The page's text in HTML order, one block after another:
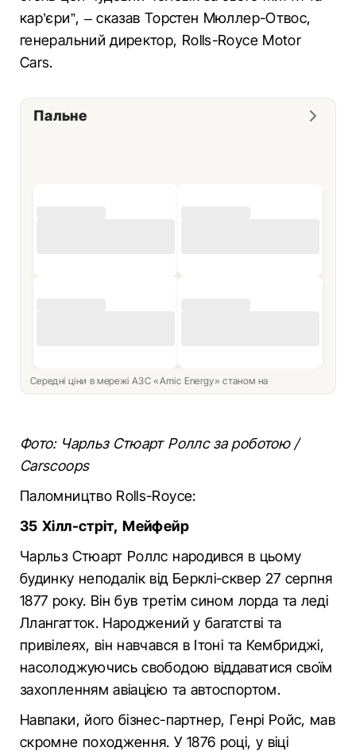
кар’єри”, – сказав Торстен Мюллер-Отвос,
генеральний директор, Rolls-Royce Motor
Cars.
Пальне
Середні ціни в мережі АЗС «Amic Energy» станом на
Фото: Чарльз Стюарт Роллс за роботою /
Carscoops
Паломництво Rolls-Royce:
35 Хілл-стріт, Мейфейр
Чарльз Стюарт Роллс народився в цьому
будинку неподалік від Берклі-сквер 27 серпня
1877 року. Він був третім сином лорда та леді
Ллангатток. Народжений у багатстві та
привілеях, він навчався в Ітоні та Кембриджі,
насолоджуючись свободою віддаватися своїм
захопленням авіацією та автоспортом.
Навпаки, його бізнес-партнер, Генрі Ройс, мав
скромне походження. У 1876 році, у віці